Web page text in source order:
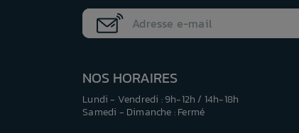
NOS HORAIRES
Lundi - Vendredi : 9h-12h / 14h-18h
Samedi - Dimanche : Fermé